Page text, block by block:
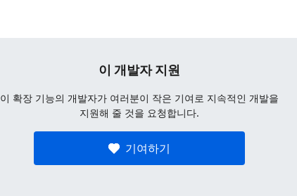
이 개발자 지원
이 확장 기능의 개발자가 여러분이 작은 기여로 지속적인 개발을
지원해 줄 것을 요청합니다.
기여하기